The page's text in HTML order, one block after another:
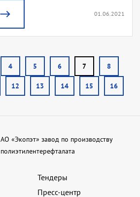
01.06.2021
4 5 6 7 8
12 13 14 15 16
АО «Экопэт» завод по производству
полиэтилентерефталата
Тендеры
Пресс-центр